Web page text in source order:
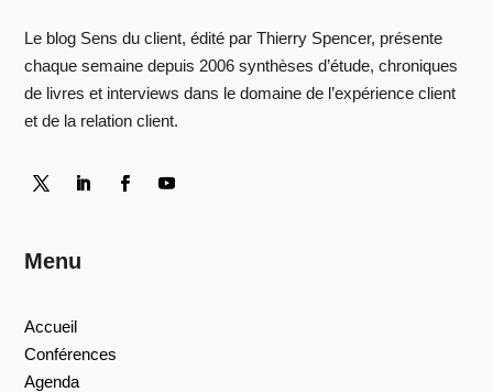
Le blog Sens du client, édité par Thierry Spencer, présente
chaque semaine depuis 2006 synthèses d’étude, chroniques
de livres et interviews dans le domaine de l’expérience client
et de la relation client.
Menu
Accueil
Conférences
Agenda